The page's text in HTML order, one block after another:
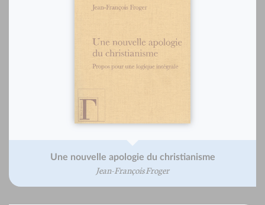
Une nouvelle apologie du christianisme
Jean-François Froger